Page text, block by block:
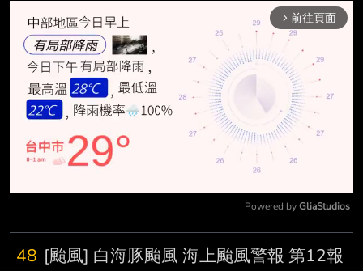
arrow_forward_ios 前往頁面
Powered by GliaStudios
48 [颱風] 白海豚颱風 海上颱風警報 第12報